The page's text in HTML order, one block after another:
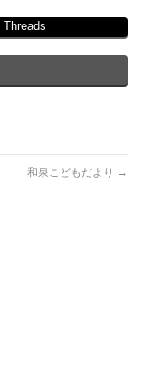
Threads
和泉こどもだより →